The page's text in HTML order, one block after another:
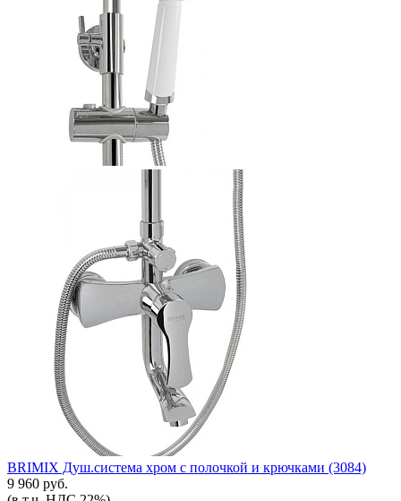
BRIMIX Душ.система хром с полочкой и крючками (3084)
9 960 руб.